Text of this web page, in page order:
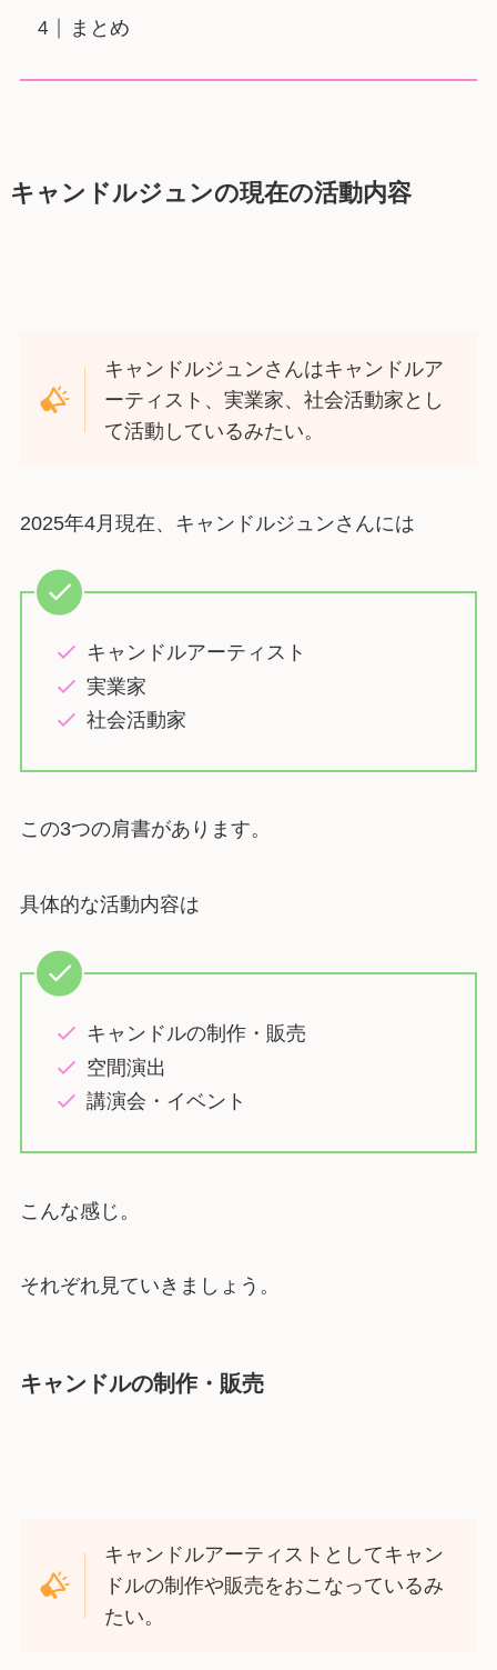
まとめ
キャンドルジュンの現在の活動内容
キャンドルジュンさんはキャンドルア
ーティスト、実業家、社会活動家とし
て活動しているみたい。
2025年4月現在、キャンドルジュンさんには
キャンドルアーティスト
実業家
社会活動家
この3つの肩書があります。
具体的な活動内容は
キャンドルの制作・販売
空間演出
講演会・イベント
こんな感じ。
それぞれ見ていきましょう。
キャンドルの制作・販売
キャンドルアーティストとしてキャン
ドルの制作や販売をおこなっているみ
たい。